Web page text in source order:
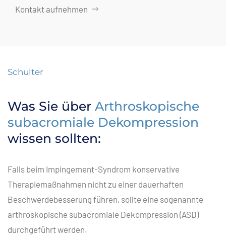
Kontakt aufnehmen
Schulter
Was Sie über Arthroskopische
subacromiale Dekompression
wissen sollten:
Falls beim Impingement-Syndrom konservative
Therapiemaßnahmen nicht zu einer dauerhaften
Beschwerdebesserung führen, sollte eine sogenannte
arthroskopische subacromiale Dekompression (ASD)
durchgeführt werden.